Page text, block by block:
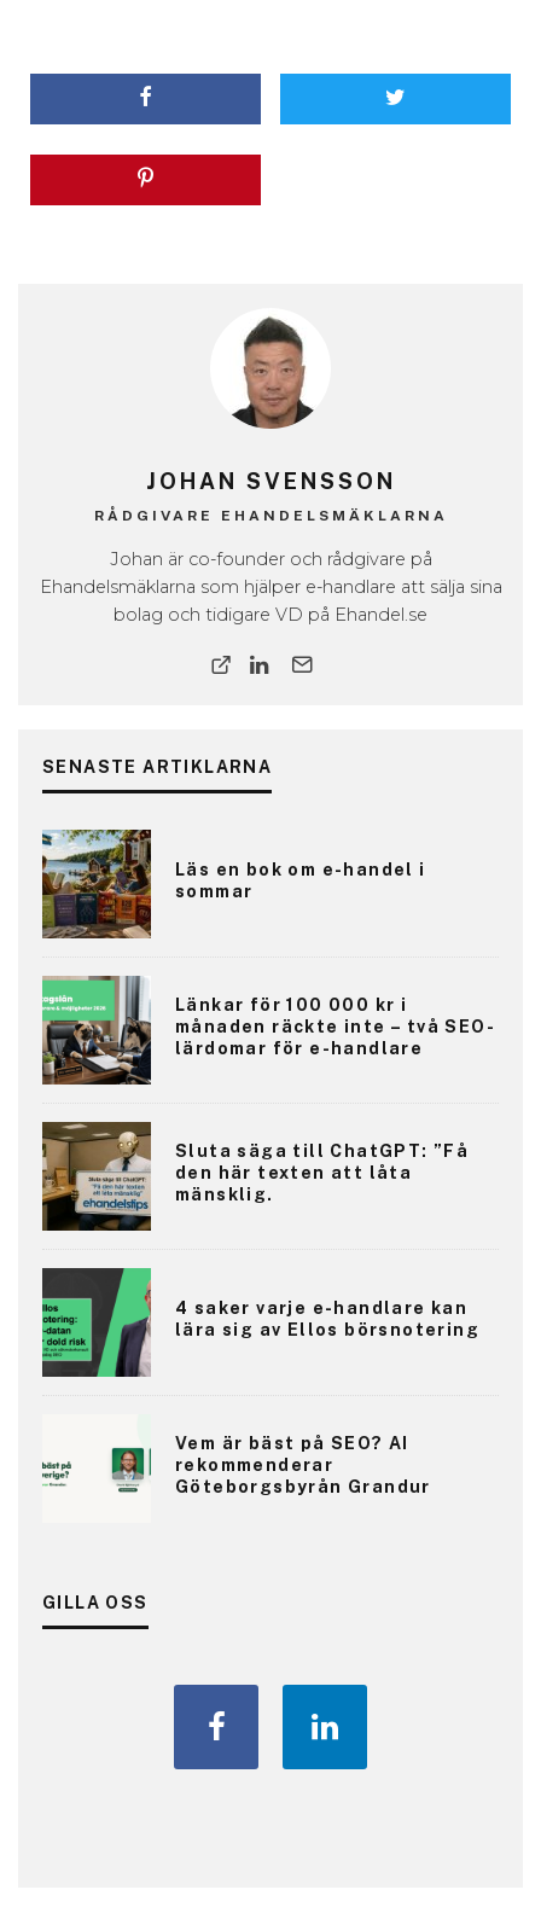
JOHAN SVENSSON
RÅDGIVARE EHANDELSMÄKLARNA
Johan är co-founder och rådgivare på
Ehandelsmäklarna som hjälper e-handlare att sälja sina
bolag och tidigare VD på Ehandel.se
SENASTE ARTIKLARNA
Läs en bok om e-handel i
sommar
Länkar för 100 000 kr i
månaden räckte inte – två SEO-
lärdomar för e-handlare
Sluta säga till ChatGPT: ”Få
den här texten att låta
mänsklig.
4 saker varje e-handlare kan
lära sig av Ellos börsnotering
Vem är bäst på SEO? AI
rekommenderar
Göteborgsbyrån Grandur
GILLA OSS